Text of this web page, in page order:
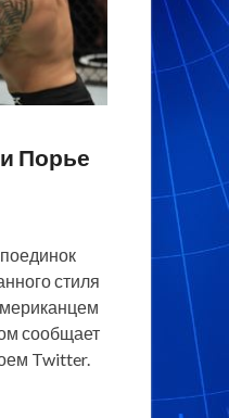
Порье
стиля
сообщает
Twitter.